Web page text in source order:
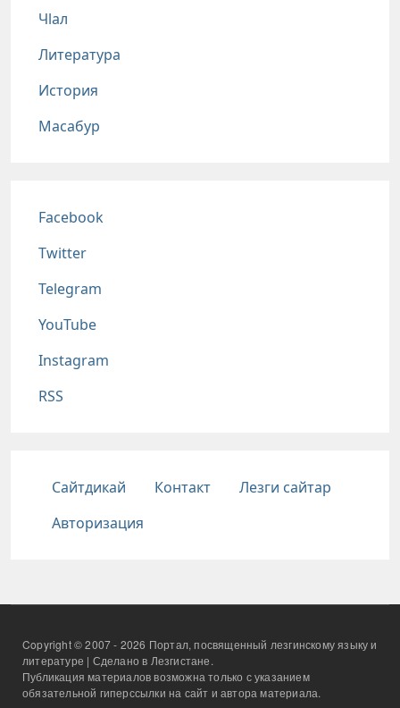
Чlал
Литература
История
Масабур
Соц сети
Facebook
Twitter
Telegram
YouTube
Instagram
RSS
Подвал
Сайтдикай Контакт
Лезги сайтар
Авторизация
Copyright © 2007 - 2026 Портал, посвященный лезгинскому языку и
литературе | Сделано в Лезгистане.
Публикация материалов возможна только с указанием
обязательной гиперссылки на сайт и автора материала.